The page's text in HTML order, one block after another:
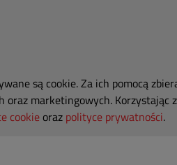
są cookie. Za ich pomocą
marketingowych.
cookie oraz polityce prywatności.